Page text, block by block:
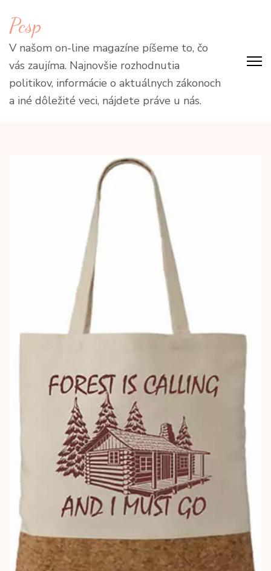
na
obsah
(stiskněte
Enter)
Pcsp
V našom on-line magazíne píšeme to, čo
vás zaujíma. Najnovšie rozhodnutia
politikov, informácie o aktuálnych zákonoch
a iné dôležité veci, nájdete práve u nás.